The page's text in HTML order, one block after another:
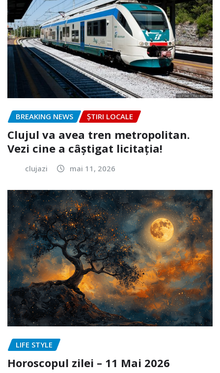
BREAKING NEWS ȘTIRI LOCALE
Clujul va avea tren metropolitan.
Vezi cine a câștigat licitația!
clujazi mai 11, 2026
LIFE STYLE
Horoscopul zilei – 11 Mai 2026